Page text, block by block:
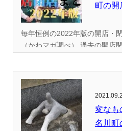
町の開
毎年恒例の2022年版の開店・
（かわマガ調べ） 過去の開店
変なも
名川町